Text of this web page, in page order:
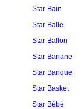
Star Bain
Star Balle
Star Ballon
Star Banane
Star Banque
Star Basket
Star Bébé